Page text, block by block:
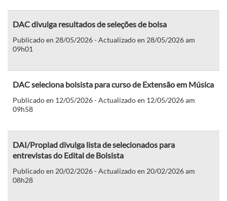
DAC divulga resultados de seleções de bolsa
Publicado en 28/05/2026 - Actualizado en 28/05/2026 am
09h01
DAC seleciona bolsista para curso de Extensão em Música
Publicado en 12/05/2026 - Actualizado en 12/05/2026 am
09h58
DAI/Proplad divulga lista de selecionados para
entrevistas do Edital de Bolsista
Publicado en 20/02/2026 - Actualizado en 20/02/2026 am
08h28